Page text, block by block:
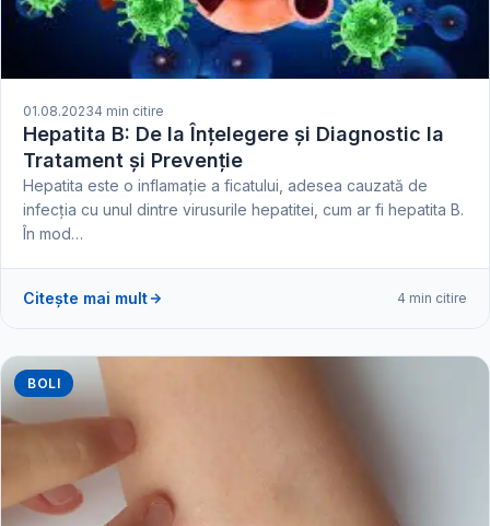
01.08.20234 min citire
Hepatita B: De la Înțelegere și Diagnostic la
Tratament și Prevenție
Hepatita este o inflamație a ficatului, adesea cauzată de
infecția cu unul dintre virusurile hepatitei, cum ar fi hepatita B.
În mod…
Citește mai mult 4 min citire
BOLI